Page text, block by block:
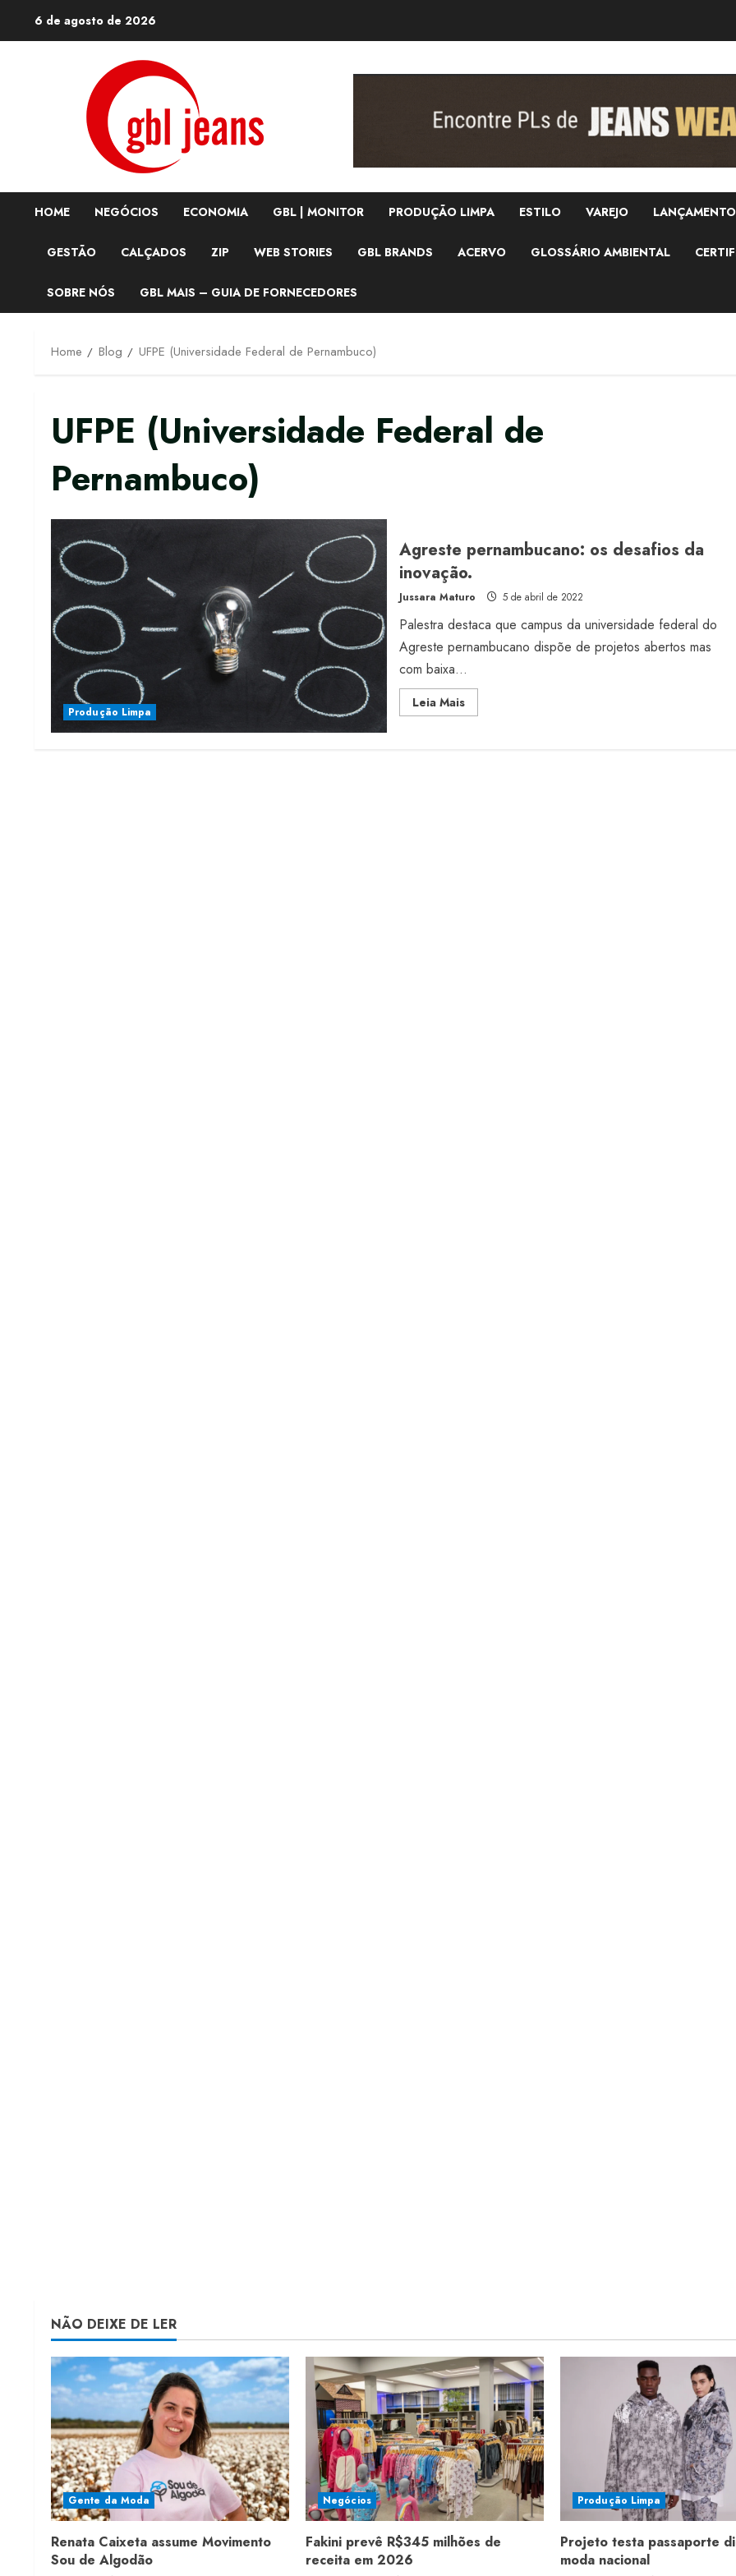
6 de agosto de 2026
HOME NEGÓCIOS ECONOMIA GBL | MONITOR PRODUÇÃO LIMPA ESTILO VAREJO
GESTÃO CALÇADOS ZIP WEB STORIES GBL BRANDS ACERVO GLOSSÁRIO AMBIENTAL
SOBRE NÓS GBL MAIS – GUIA DE FORNECEDORES
Home Blog UFPE (Universidade Federal de Pernambuco)
UFPE (Universidade Federal de
Pernambuco)
Produção Limpa
Agreste pernambucano: os desafios da
inovação.
Jussara Maturo 5 de abril de 2022
Palestra destaca que campus da universidade federal do
Agreste pernambucano dispõe de projetos abertos mas
com baixa...
Leia MaisRead
more
NÃO DEIXE DE LER
Gente da Moda
Renata Caixeta assume Movimento
Sou de Algodão
Negócios
Fakini prevê R$345 milhões de
receita em 2026
Produção Limpa
Projeto testa passaporte
moda nacional